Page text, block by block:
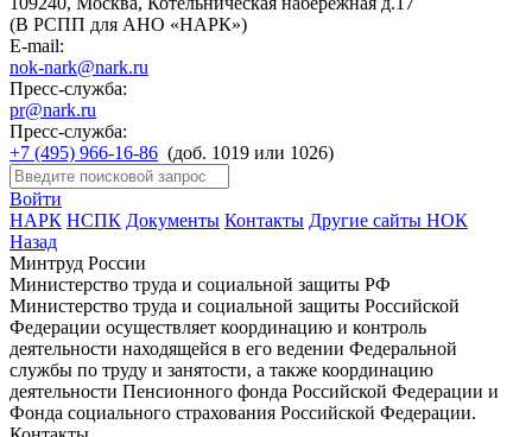
(В РСПП для АНО «НАРК»)
E-mail:
nok-nark@nark.ru
Пресс-служба:
pr@nark.ru
Пресс-служба:
+7 (495) 966-16-86 (доб. 1019 или 1026)
Войти
НАРК НСПК Документы Контакты Другие сайты НОК
Назад
Минтруд России
Министерство труда и социальной защиты РФ
Министерство труда и социальной защиты Российской
Федерации осуществляет координацию и контроль
деятельности находящейся в его ведении Федеральной
службы по труду и занятости, а также координацию
деятельности Пенсионного фонда Российской Федерации и
Фонда социального страхования Российской Федерации.